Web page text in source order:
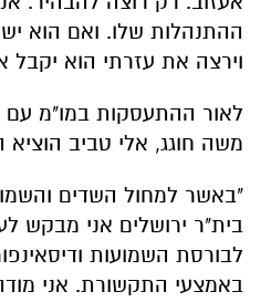
ההתנהלות שלו. ואם הוא
וירצה את עזרתי הוא יקבל
לאור ההתעסקות במו"מ עם
משה חוגג, אלי טביב
"באשר למחול השדים
בית"ר ירושלים אני מבקש
לבורסת השמועות
באמצעי התקשורת. אני